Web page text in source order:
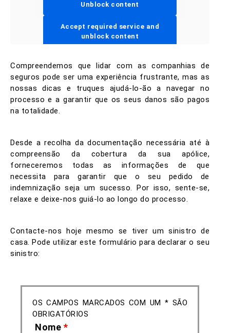
Unblock content
Accept required service and
unblock content
Compreendemos que lidar com as companhias de
seguros pode ser uma experiência frustrante, mas as
nossas dicas e truques ajudá-lo-ão a navegar no
processo e a garantir que os seus danos são pagos
na totalidade.
Desde a recolha da documentação necessária até à
compreensão da cobertura da sua apólice,
forneceremos todas as informações de que
necessita para garantir que o seu pedido de
indemnização seja um sucesso. Por isso, sente-se,
relaxe e deixe-nos guiá-lo ao longo do processo.
Contacte-nos hoje mesmo se tiver um sinistro de
casa. Pode utilizar este formulário para declarar o seu
sinistro:
OS CAMPOS MARCADOS COM UM * SÃO
OBRIGATÓRIOS
Nome *